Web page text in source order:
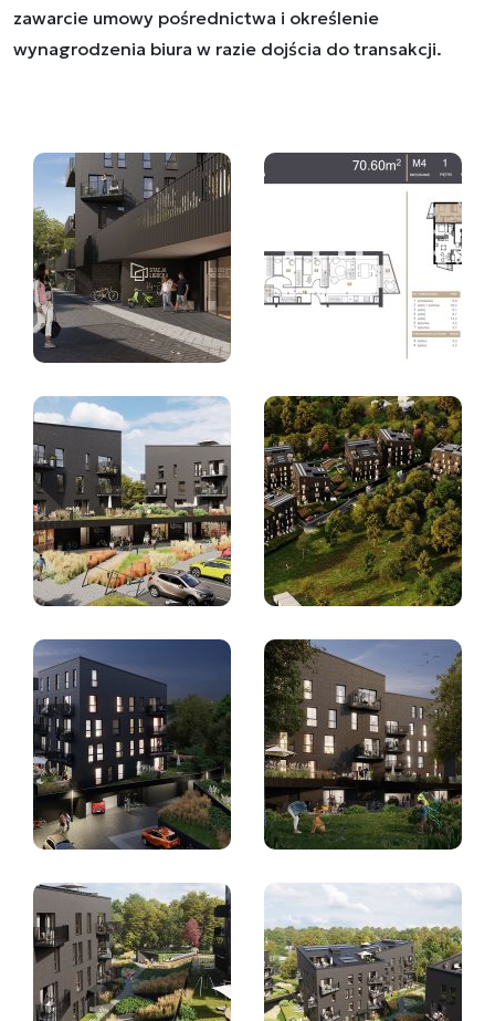
zawarcie umowy pośrednictwa i określenie
wynagrodzenia biura w razie dojścia do transakcji.